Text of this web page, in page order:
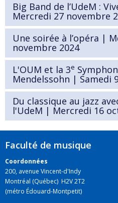
Big Band de l’UdeM :
Mercredi 27 novembre
Une soirée à l’opéra |
novembre 2024
L'OUM et la 3e
Mendelssohn | Samedi
Du classique au jazz
l'UdeM | Mercredi 16
Faculté de musique
Coordonnées
200, avenue Vincent-d'Indy
Montréal (Québec) H2V 2T2
(métro Édouard-Montpetit)